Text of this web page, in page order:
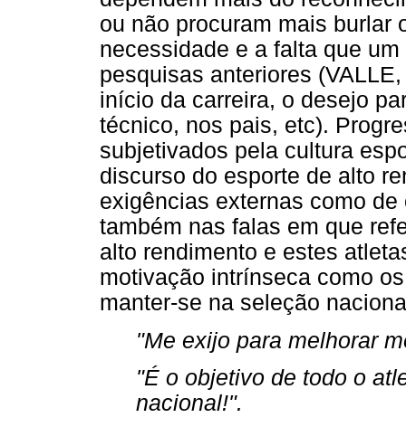
ou não procuram mais burlar
necessidade e a falta que
pesquisas anteriores
início da carreira, o desejo
técnico, nos pais, etc).
subjetivados pela cultura
discurso do esporte de alto
exigências externas como
também nas falas em que
alto rendimento e estes
motivação intrínseca como
manter-se na seleção
"Me exijo para melhorar
"É o objetivo de todo o
nacional!".